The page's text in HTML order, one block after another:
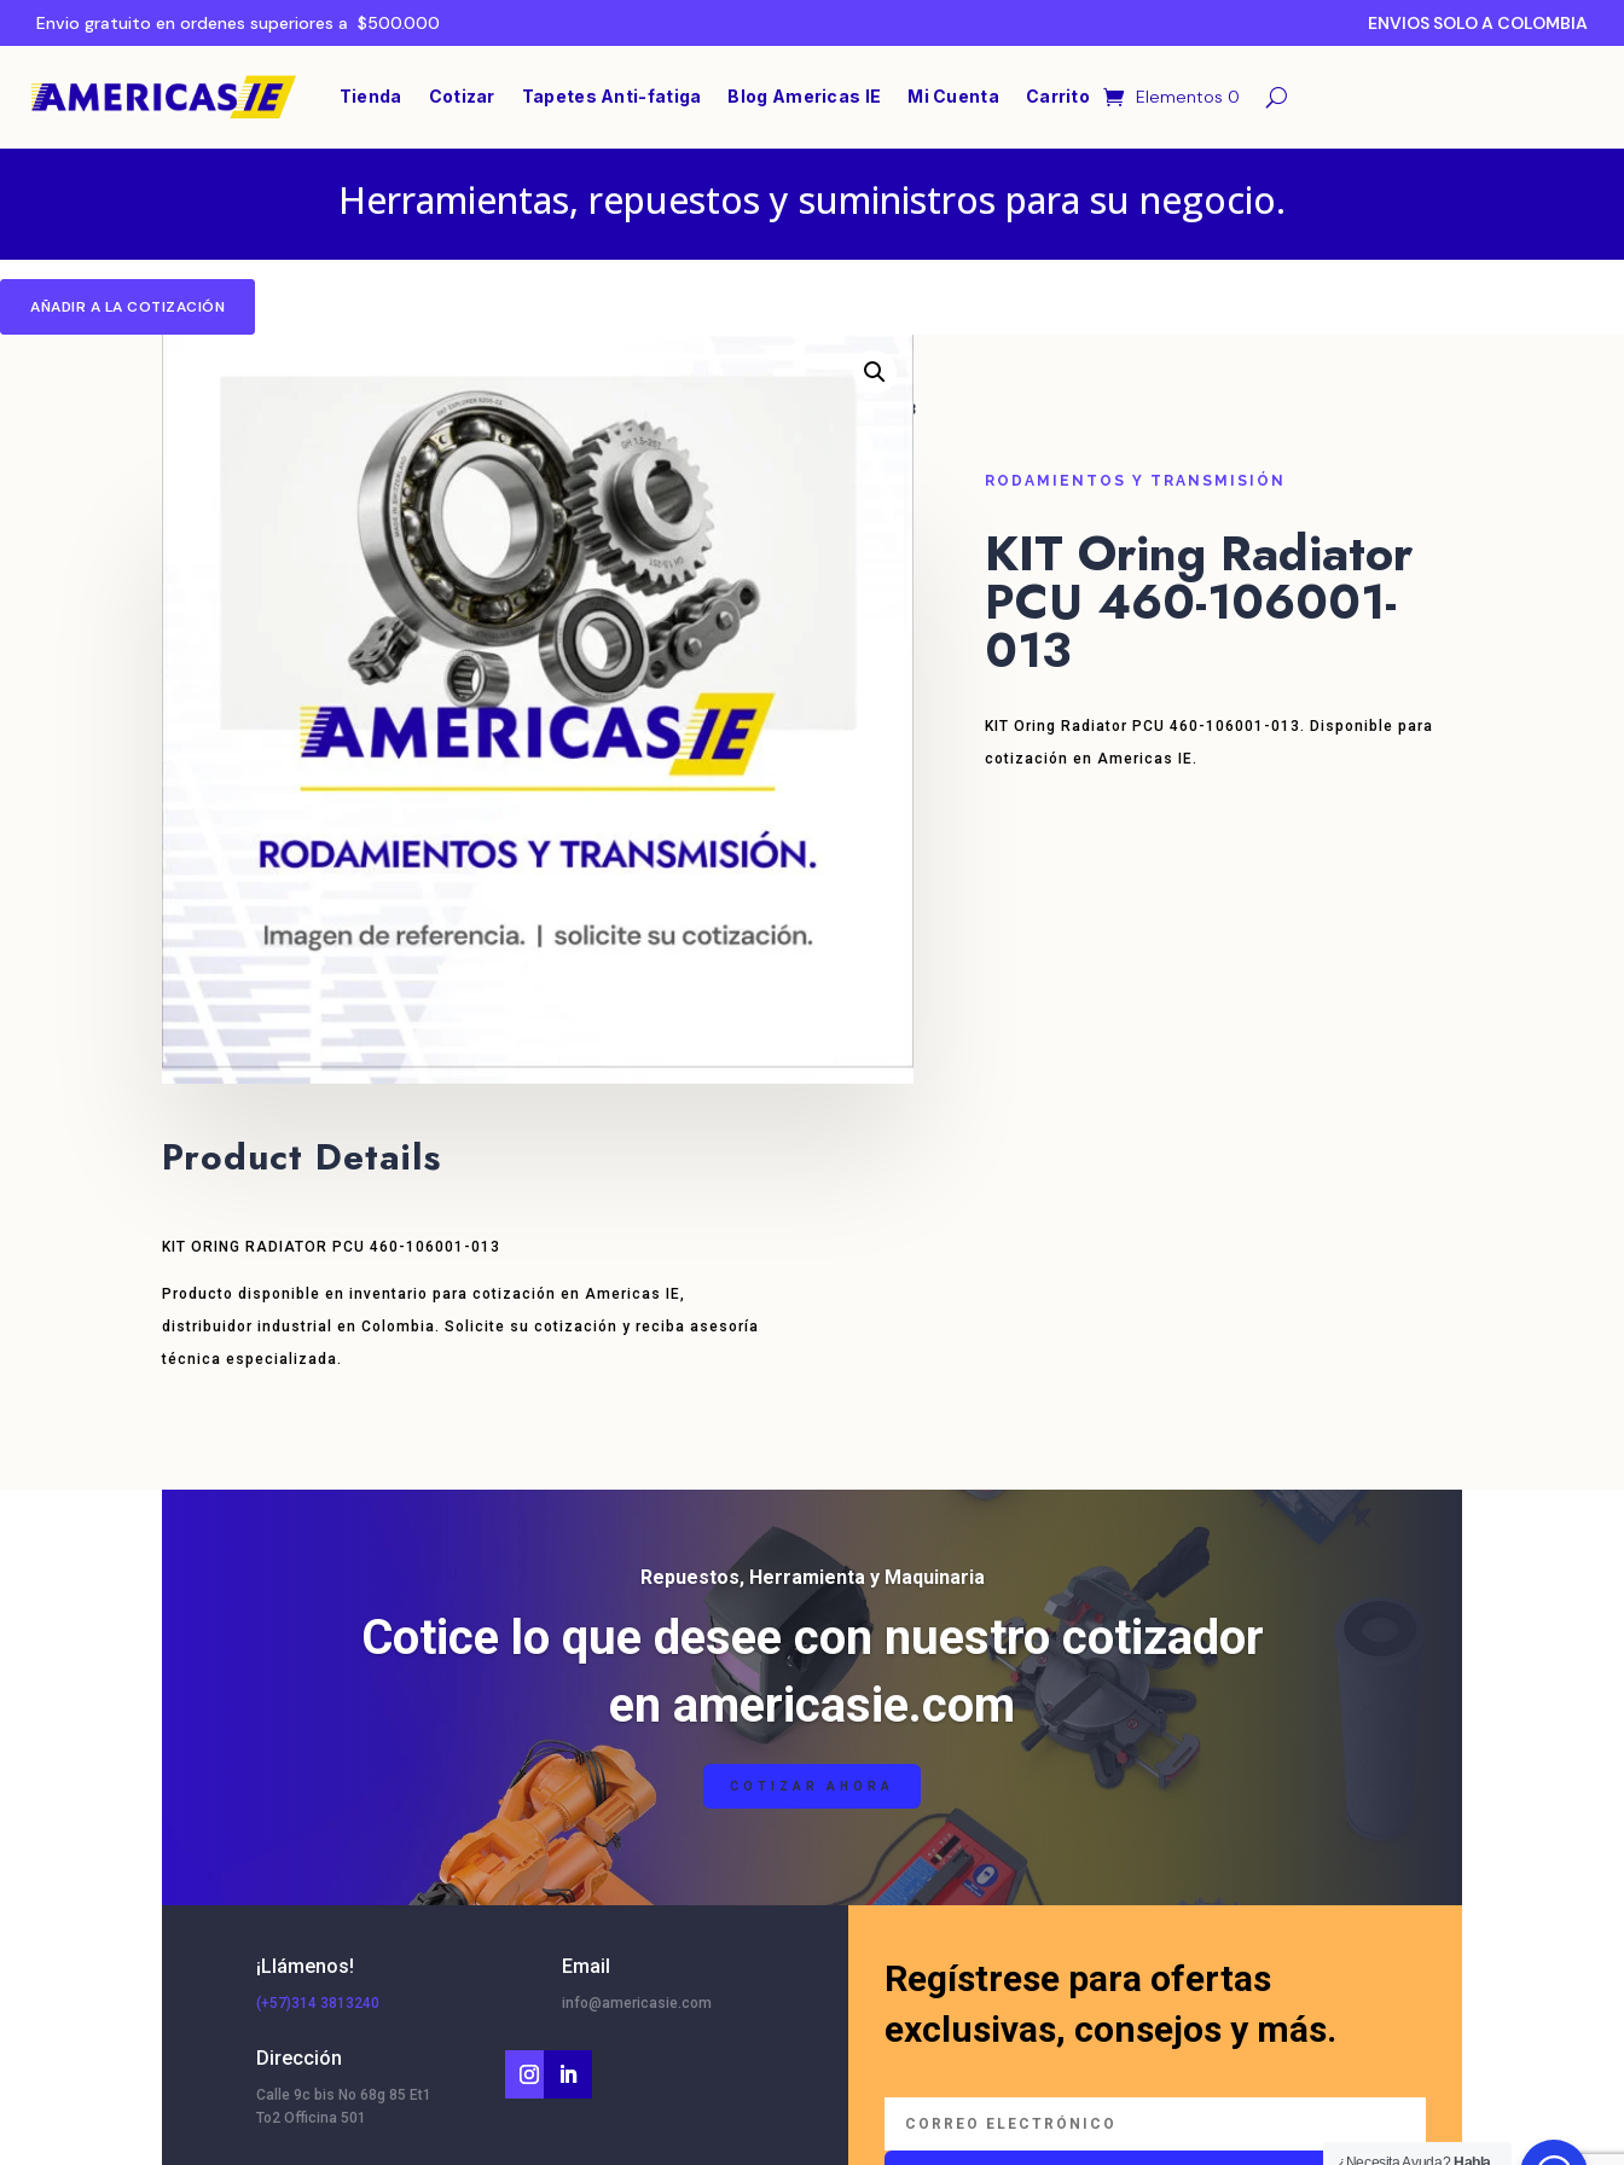
Envio gratuito en ordenes superiores a $500.000 ENVIOS SOLO A COLOMBIA
Tienda Cotizar Tapetes Anti-fatiga Blog Americas IE Mi Cuenta Carrito Elementos 0
Herramientas, repuestos y suministros para su negocio.
AÑADIR A LA COTIZACIÓN
RODAMIENTOS Y TRANSMISIÓN/ KIT Oring Radiator PCU 460-106001-013
RODAMIENTOS Y TRANSMISIÓN
KIT Oring Radiator
PCU 460-106001-
013
KIT Oring Radiator PCU 460-106001-013. Disponible para
cotización en Americas IE.
Product Details
KIT ORING RADIATOR PCU 460-106001-013
Producto disponible en inventario para cotización en Americas IE,
distribuidor industrial en Colombia. Solicite su cotización y reciba asesoría
técnica especializada.
Repuestos, Herramienta y Maquinaria
Cotice lo que desee con nuestro cotizador
en americasie.com
COTIZAR AHORA
¡Llámenos!
(+57)314 3813240
Dirección
Calle 9c bis No 68g 85 Et1
To2 Officina 501
Email
info@americasie.com
Regístrese para ofertas
exclusivas, consejos y más.